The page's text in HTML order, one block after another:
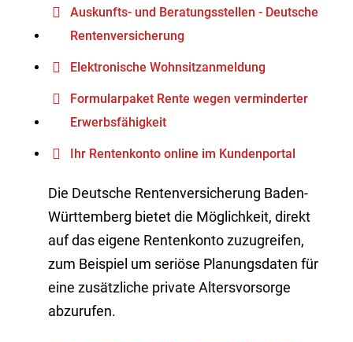
Auskunfts- und Beratungsstellen - Deutsche
Rentenversicherung
Elektronische Wohnsitzanmeldung
Formularpaket Rente wegen verminderter
Erwerbsfähigkeit
Ihr Rentenkonto online im Kundenportal
Die Deutsche Rentenversicherung Baden-
Württemberg bietet die Möglichkeit, direkt
auf das eigene Rentenkonto zuzugreifen,
zum Beispiel um seriöse Planungsdaten für
eine zusätzliche private Altersvorsorge
abzurufen.